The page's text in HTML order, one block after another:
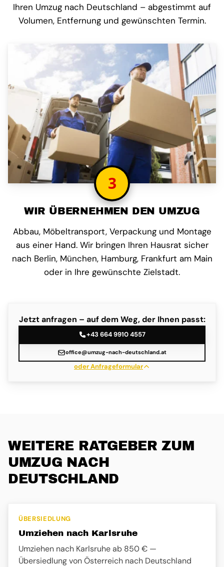
Ihren Umzug nach Deutschland – abgestimmt auf
Volumen, Entfernung und gewünschten Termin.
3
WIR ÜBERNEHMEN DEN UMZUG
Abbau, Möbeltransport, Verpackung und Montage
aus einer Hand. Wir bringen Ihren Hausrat sicher
nach Berlin, München, Hamburg, Frankfurt am Main
oder in Ihre gewünschte Zielstadt.
Jetzt anfragen – auf dem Weg, der Ihnen passt:
+43 664 9910 4557
office@umzug-nach-deutschland.at
oder Anfrageformular
WEITERE RATGEBER ZUM
UMZUG NACH
DEUTSCHLAND
ÜBERSIEDLUNG
Umziehen nach Karlsruhe
Umziehen nach Karlsruhe ab 850 € —
Übersiedlung von Österreich nach Deutschland